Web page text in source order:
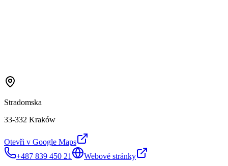
Stradomska
33-332 Kraków
Otevři v Google Maps
+487 839 450 21
Webové stránky